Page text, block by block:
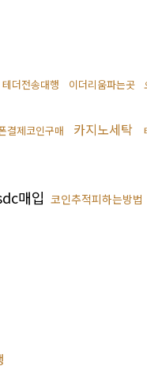
테더전송대행 이더리움파는곳
결제코인구매 카지노세탁
매입 코인추적피하는방법